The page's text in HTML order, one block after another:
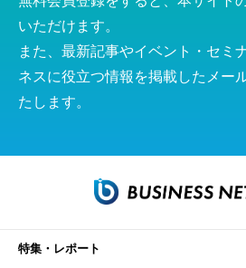
いただけます。
また、最新記事やイベント・セミ
ネスに役立つ情報を掲載したメー
たします。
特集・レポート